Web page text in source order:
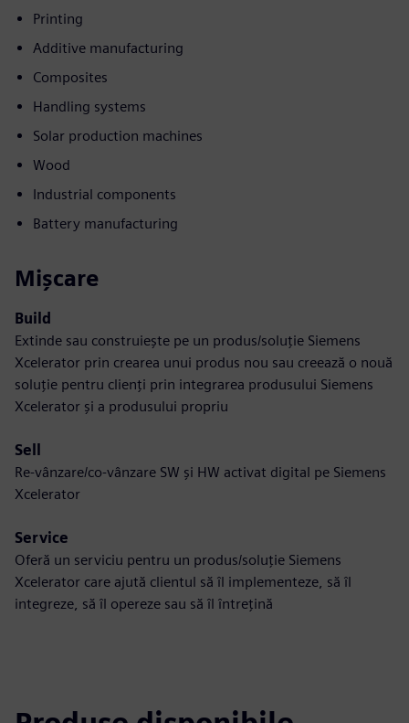
Printing
Additive manufacturing
Composites
Handling systems
Solar production machines
Wood
Industrial components
Battery manufacturing
Mișcare
Build
Extinde sau construiește pe un produs/soluție Siemens
Xcelerator prin crearea unui produs nou sau creează o nouă
soluție pentru clienți prin integrarea produsului Siemens
Xcelerator și a produsului propriu
Sell
Re-vânzare/co-vânzare SW și HW activat digital pe Siemens
Xcelerator
Service
Oferă un serviciu pentru un produs/soluție Siemens
Xcelerator care ajută clientul să îl implementeze, să îl
integreze, să îl opereze sau să îl întrețină